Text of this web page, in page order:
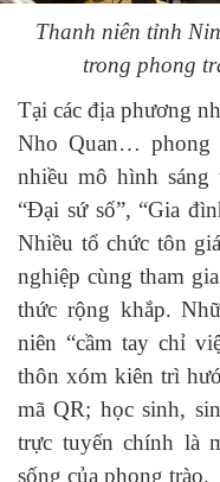
Thanh niên tỉnh
trong phong
Tại các địa phương
Nho Quan… phong
nhiều mô hình sáng
“Đại sứ số”, “Gia
Nhiều tổ chức tôn
nghiệp cùng tham
thức rộng khắp.
niên “cầm tay chỉ
thôn xóm kiên trì
mã QR; học sinh,
trực tuyến chính là
sống của phong trào.